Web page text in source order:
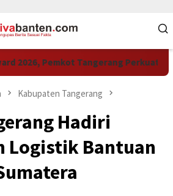
Pemkot Tangerang Perkuat
Kabupaten Tangerang
Hadiri
Logistik Bantuan